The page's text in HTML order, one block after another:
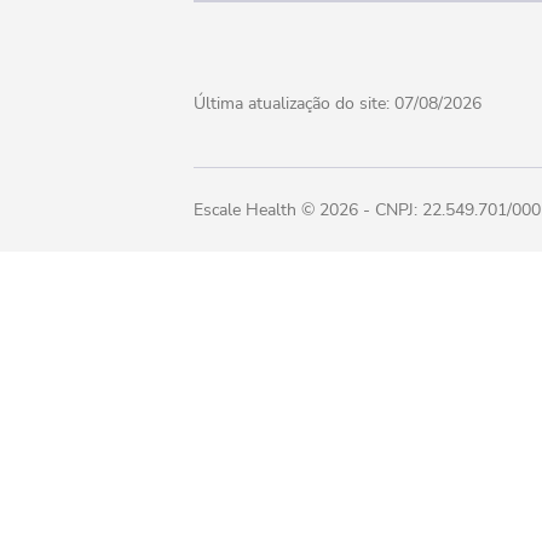
Última atualização do site: 07/08/2026
Escale Health © 2026 - CNPJ: 22.549.701/